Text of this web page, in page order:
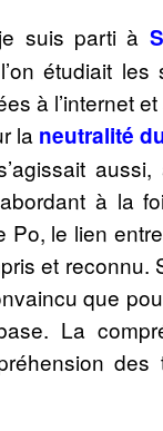
suis parti à
étudiait
à l’internet
la neutralité
à la
Po, le lien
et reconnu.
que
La